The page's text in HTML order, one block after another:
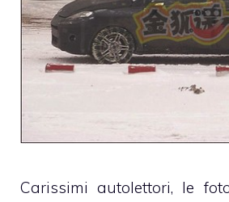
Carissimi autolettori, le